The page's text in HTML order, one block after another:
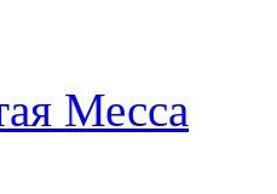
Месса